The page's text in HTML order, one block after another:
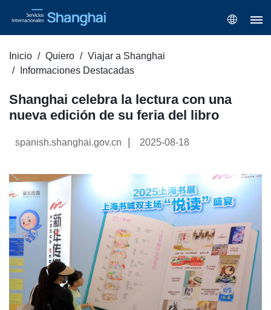
Inicio Quiero
Viajar a Shanghai
Informaciones Destacadas
Shanghai celebra la lectura con una
nueva edición de su feria del libro
spanish.shanghai.gov.cn 2025-08-18